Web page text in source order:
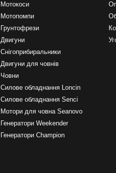
Мотокоси
Мотопомпи
Грунтофрези
Двигуни
Снігоприбиральники
Двигуни для човнів
Човни
Силове обладнання Loncin
Силове обладнання Senci
Мотори для човна Seanovo
Генератори Weekender
Генератори Champion